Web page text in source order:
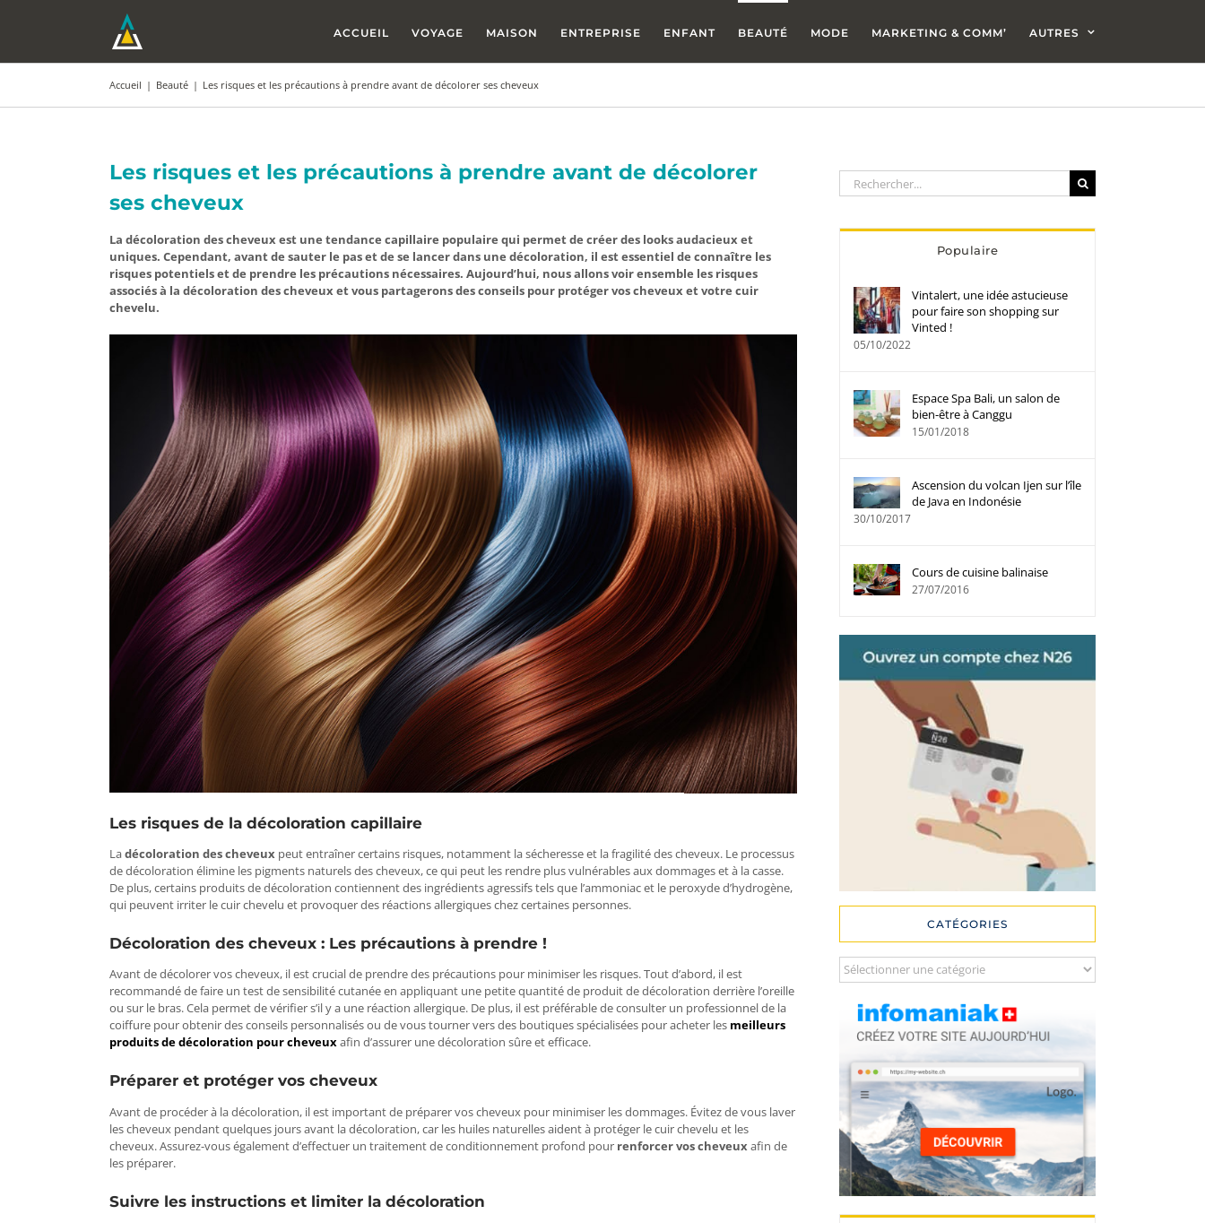
ACCUEIL VOYAGE MAISON ENTREPRISE ENFANT BEAUTÉ MODE MARKETING & COMM’ AUTRES
Accueil | Beauté | Les risques et les précautions à prendre avant de décolorer ses cheveux
Les risques et les précautions à prendre avant de décolorer
ses cheveux
La décoloration des cheveux est une tendance capillaire populaire qui permet de créer des looks audacieux et
uniques. Cependant, avant de sauter le pas et de se lancer dans une décoloration, il est essentiel de connaître les
risques potentiels et de prendre les précautions nécessaires. Aujourd’hui, nous allons voir ensemble les risques
associés à la décoloration des cheveux et vous partagerons des conseils pour protéger vos cheveux et votre cuir
chevelu.
Les risques de la décoloration capillaire
Ladécoloration des cheveux peut entraîner certains risques, notamment la sécheresse et la fragilité des cheveux. Le processus
de décoloration élimine les pigments naturels des cheveux, ce qui peut les rendre plus vulnérables aux dommages et à la casse.
De plus, certains produits de décoloration contiennent des ingrédients agressifs tels que l’ammoniac et le peroxyde d’hydrogène,
qui peuvent irriter le cuir chevelu et provoquer des réactions allergiques chez certaines personnes.
Décoloration des cheveux : Les précautions à prendre !
Avant de décolorer vos cheveux, il est crucial de prendre des précautions pour minimiser les risques. Tout d’abord, il est
recommandé de faire un test de sensibilité cutanée en appliquant une petite quantité de produit de décoloration derrière l’oreille
ou sur le bras. Cela permet de vérifier s’il y a une réaction allergique. De plus, il est préférable de consulter un professionnel de la
coiffure pour obtenir des conseils personnalisés ou de vous tourner vers des boutiques spécialisées pour acheter les meilleurs
produits de décoloration pour cheveuxafin d’assurer une décoloration sûre et efficace.
Préparer et protéger vos cheveux
Avant de procéder à la décoloration, il est important de préparer vos cheveux pour minimiser les dommages. Évitez de vous laver
les cheveux pendant quelques jours avant la décoloration, car les huiles naturelles aident à protéger le cuir chevelu et les
cheveux. Assurez-vous également d’effectuer un traitement de conditionnement profond pour renforcer vos cheveuxafin de
les préparer.
Suivre les instructions et limiter la décoloration
Rechercher:
Populaire
Vintalert, une idée astucieuse
pour faire son shopping sur
Vinted !
05/10/2022
Espace Spa Bali, un salon de
bien-être à Canggu
15/01/2018
Ascension du volcan Ijen sur l’île
de Java en Indonésie
30/10/2017
Cours de cuisine balinaise
27/07/2016
CATÉGORIES
Catégories